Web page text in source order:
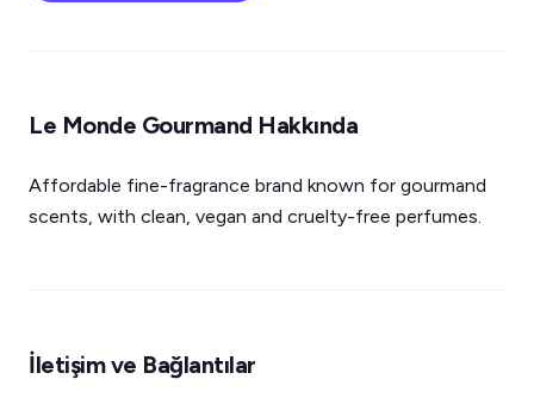
Le Monde Gourmand Hakkında
Affordable fine-fragrance brand known for gourmand
scents, with clean, vegan and cruelty-free perfumes.
İletişim ve Bağlantılar